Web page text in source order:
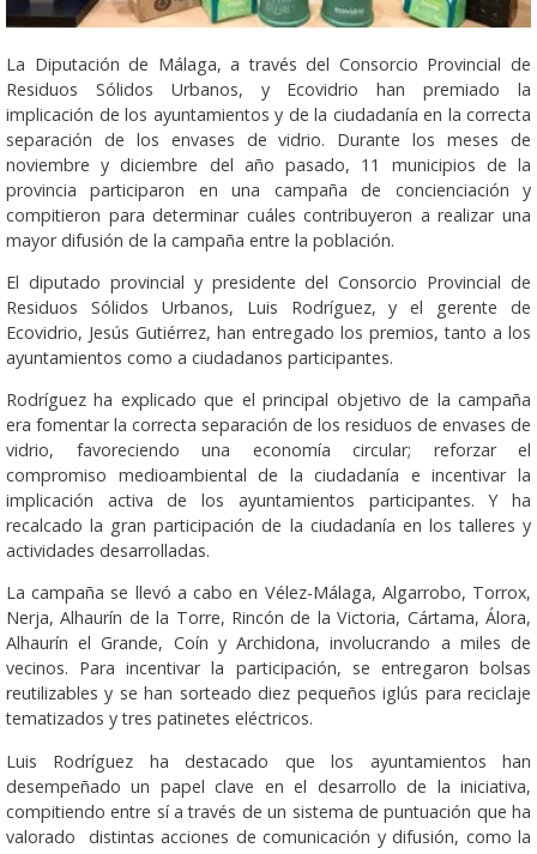
La Diputación de Málaga, a través del Consorcio Provincial de
Residuos Sólidos Urbanos, y Ecovidrio han premiado la
implicación de los ayuntamientos y de la ciudadanía en la correcta
separación de los envases de vidrio. Durante los meses de
noviembre y diciembre del año pasado, 11 municipios de la
provincia participaron en una campaña de concienciación y
compitieron para determinar cuáles contribuyeron a realizar una
mayor difusión de la campaña entre la población.
El diputado provincial y presidente del Consorcio Provincial de
Residuos Sólidos Urbanos, Luis Rodríguez, y el gerente de
Ecovidrio, Jesús Gutiérrez, han entregado los premios, tanto a los
ayuntamientos como a ciudadanos participantes.
Rodríguez ha explicado que el principal objetivo de la campaña
era fomentar la correcta separación de los residuos de envases de
vidrio, favoreciendo una economía circular; reforzar el
compromiso medioambiental de la ciudadanía e incentivar la
implicación activa de los ayuntamientos participantes. Y ha
recalcado la gran participación de la ciudadanía en los talleres y
actividades desarrolladas.
La campaña se llevó a cabo en Vélez-Málaga, Algarrobo, Torrox,
Nerja, Alhaurín de la Torre, Rincón de la Victoria, Cártama, Álora,
Alhaurín el Grande, Coín y Archidona, involucrando a miles de
vecinos. Para incentivar la participación, se entregaron bolsas
reutilizables y se han sorteado diez pequeños iglús para reciclaje
tematizados y tres patinetes eléctricos.
Luis Rodríguez ha destacado que los ayuntamientos han
desempeñado un papel clave en el desarrollo de la iniciativa,
compitiendo entre sí a través de un sistema de puntuación que ha
valorado distintas acciones de comunicación y difusión, como la